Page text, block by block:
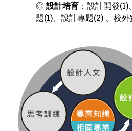
◎設計培育 ：設計開發
題(1)、設計專題(2) 、校外